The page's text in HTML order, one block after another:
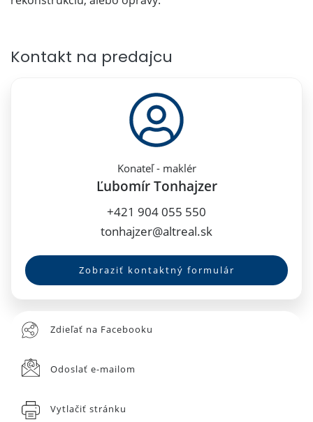
Kontakt na predajcu
Konateľ - maklér
Ľubomír Tonhajzer
+421 904 055 550
tonhajzer@altreal.sk
Zobraziť kontaktný formulár
Zdieľať na Facebooku
Odoslať e-mailom
Vytlačiť stránku